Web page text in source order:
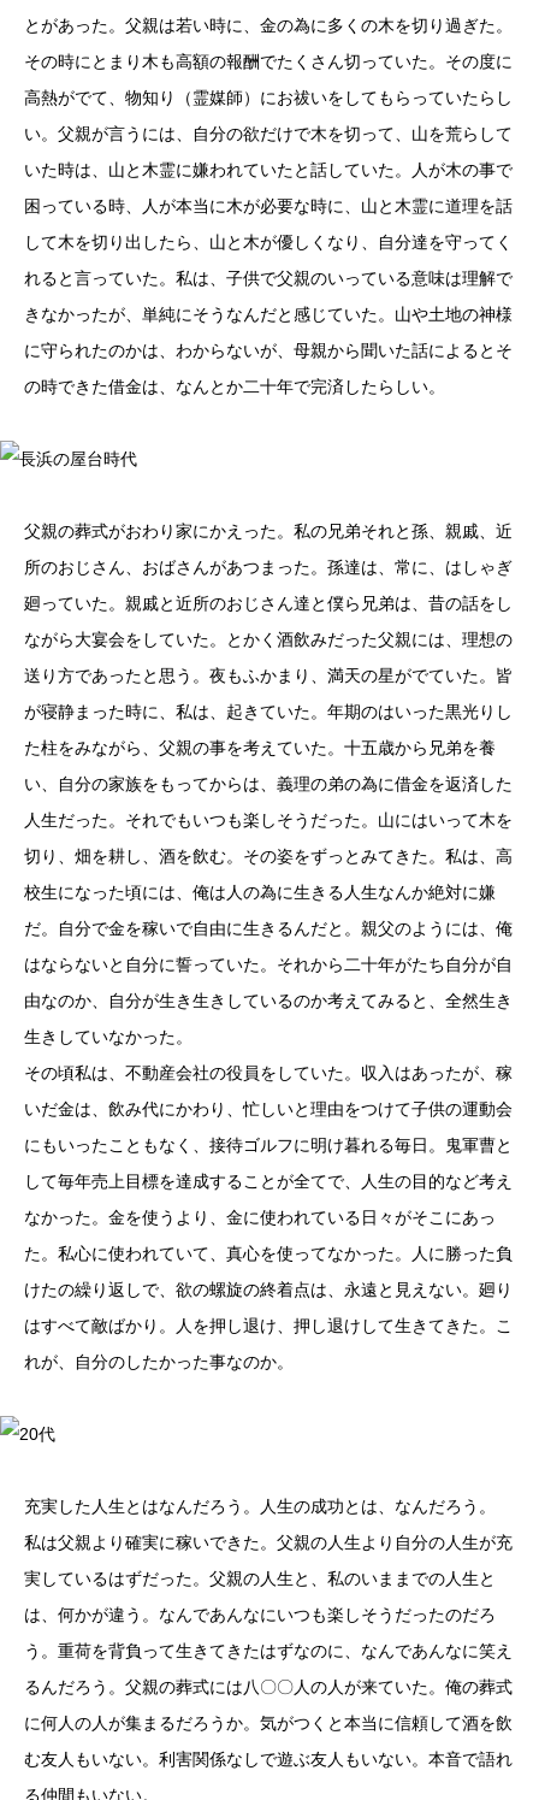
とがあった。父親は若い時に、金の為に多くの木を切り過ぎた。
その時にとまり木も高額の報酬でたくさん切っていた。その度に
高熱がでて、物知り（霊媒師）にお祓いをしてもらっていたらし
い。父親が言うには、自分の欲だけで木を切って、山を荒らして
いた時は、山と木霊に嫌われていたと話していた。人が木の事で
困っている時、人が本当に木が必要な時に、山と木霊に道理を話
して木を切り出したら、山と木が優しくなり、自分達を守ってく
れると言っていた。私は、子供で父親のいっている意味は理解で
きなかったが、単純にそうなんだと感じていた。山や土地の神様
に守られたのかは、わからないが、母親から聞いた話によるとそ
の時できた借金は、なんとか二十年で完済したらしい。
父親の葬式がおわり家にかえった。私の兄弟それと孫、親戚、近
所のおじさん、おばさんがあつまった。孫達は、常に、はしゃぎ
廻っていた。親戚と近所のおじさん達と僕ら兄弟は、昔の話をし
ながら大宴会をしていた。とかく酒飲みだった父親には、理想の
送り方であったと思う。夜もふかまり、満天の星がでていた。皆
が寝静まった時に、私は、起きていた。年期のはいった黒光りし
た柱をみながら、父親の事を考えていた。十五歳から兄弟を養
い、自分の家族をもってからは、義理の弟の為に借金を返済した
人生だった。それでもいつも楽しそうだった。山にはいって木を
切り、畑を耕し、酒を飲む。その姿をずっとみてきた。私は、高
校生になった頃には、俺は人の為に生きる人生なんか絶対に嫌
だ。自分で金を稼いで自由に生きるんだと。親父のようには、俺
はならないと自分に誓っていた。それから二十年がたち自分が自
由なのか、自分が生き生きしているのか考えてみると、全然生き
生きしていなかった。
その頃私は、不動産会社の役員をしていた。収入はあったが、稼
いだ金は、飲み代にかわり、忙しいと理由をつけて子供の運動会
にもいったこともなく、接待ゴルフに明け暮れる毎日。鬼軍曹と
して毎年売上目標を達成することが全てで、人生の目的など考え
なかった。金を使うより、金に使われている日々がそこにあっ
た。私心に使われていて、真心を使ってなかった。人に勝った負
けたの繰り返しで、欲の螺旋の終着点は、永遠と見えない。廻り
はすべて敵ばかり。人を押し退け、押し退けして生きてきた。こ
れが、自分のしたかった事なのか。
充実した人生とはなんだろう。人生の成功とは、なんだろう。
私は父親より確実に稼いできた。父親の人生より自分の人生が充
実しているはずだった。父親の人生と、私のいままでの人生と
は、何かが違う。なんであんなにいつも楽しそうだったのだろ
う。重荷を背負って生きてきたはずなのに、なんであんなに笑え
るんだろう。父親の葬式には八〇〇人の人が来ていた。俺の葬式
に何人の人が集まるだろうか。気がつくと本当に信頼して酒を飲
む友人もいない。利害関係なしで遊ぶ友人もいない。本音で語れ
る仲間もいない。